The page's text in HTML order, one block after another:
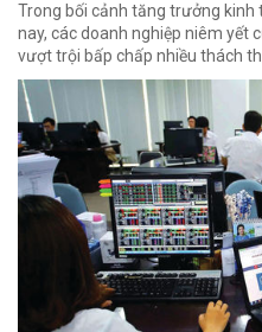
Trong bối cảnh tăng trưởng
nay, các doanh nghiệp niêm yết
vượt trội bấp chấp nhiều thách